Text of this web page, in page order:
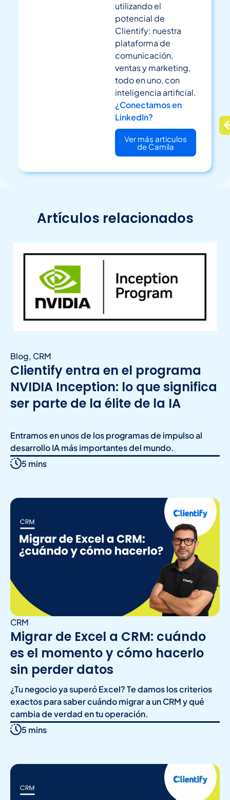
utilizando el
potencial de
Clientify: nuestra
plataforma de
comunicación,
ventas y marketing,
todo en uno, con
inteligencia artificial.
¿Conectamos en
LinkedIn?
Ver más articulos
de Camila
Artículos relacionados
Blog, CRM
Clientify entra en el programa
NVIDIA Inception: lo que significa
ser parte de la élite de la IA
Entramos en unos de los programas de impulso al
desarrollo IA más importantes del mundo.
5 mins
CRM
Migrar de Excel a CRM: cuándo
es el momento y cómo hacerlo
sin perder datos
¿Tu negocio ya superó Excel? Te damos los criterios
exactos para saber cuándo migrar a un CRM y qué
cambia de verdad en tu operación.
5 mins